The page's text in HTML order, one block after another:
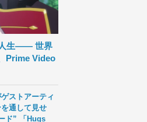
人生―― 世界
Prime Video
ストアーティ
通して見せ
ド” 「Hugs